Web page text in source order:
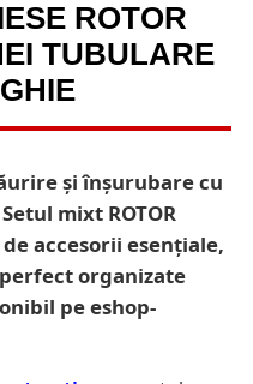
ROTOR
TUBULARE
și înșurubare cu
mixt ROTOR
accesorii esențiale,
organizate
pe eshop-